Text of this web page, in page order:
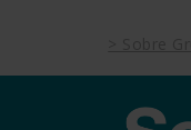
main